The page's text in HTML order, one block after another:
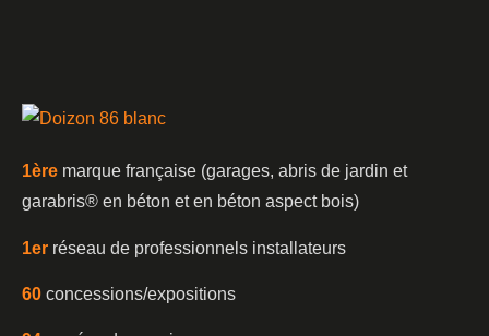
1ère marque française (garages, abris de jardin et
garabris®️ en béton et en béton aspect bois)
1er réseau de professionnels installateurs
60 concessions/expositions